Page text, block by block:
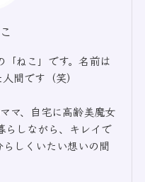
ねこ」です。名前は
間です（笑）
マ、自宅に高齢美魔女
らしながら、キレイで
しくいたい想いの間